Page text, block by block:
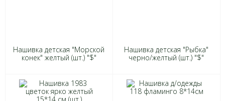
Нашивка детская "Морской
конек" желтый (шт.) "$"
Нашивка детская "Рыбка"
черно/желтый (шт.) "$"